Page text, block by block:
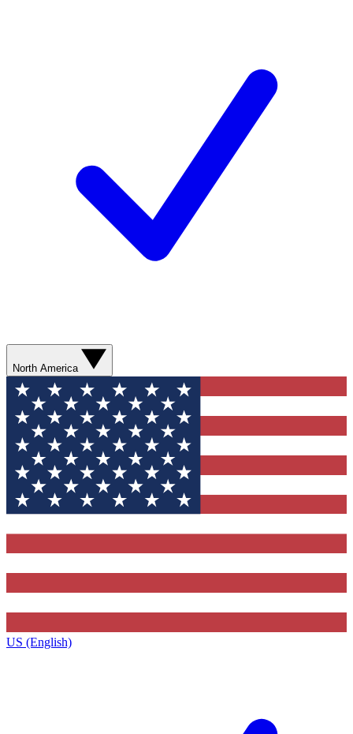
North America
US (English)